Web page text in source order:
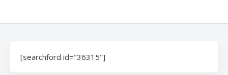
[searchford id="36315"]